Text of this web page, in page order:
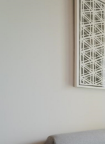
海南澄邁文儒
梁振英率港區
2025年海南儋
山東26戶省屬
瀋陽鐵西校園
閩粵贛三地漢
有片丨外交部